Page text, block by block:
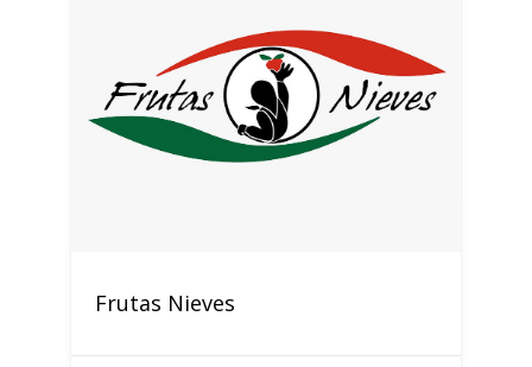
Frutas Nieves